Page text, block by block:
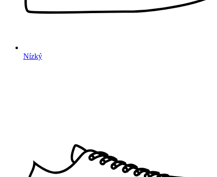
Nízký